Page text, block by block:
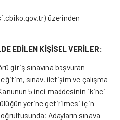
üzerinden
EDİLEN KİŞİSEL VERİLER:
giriş sınavına başvuran
sınav, iletişim ve çalışma
5 inci maddesinin ikinci
yerine getirilmesi için
Adayların sınava